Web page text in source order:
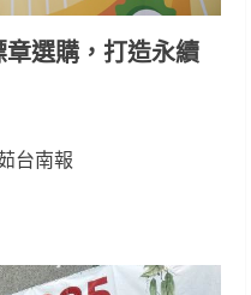
選購，打造永續
台南報